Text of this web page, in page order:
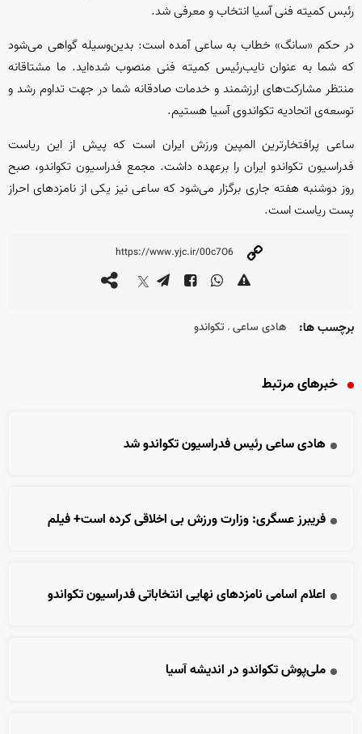
رئبس کمیته فنی آسیا انتخاب و معرفی شد.
در حکم «سانگ» خطاب به ساعی آمده است: بدین‌وسیله گواهی می‌شود
که شما به عنوان نایب‌رئیس کمیته فنی منصوب شده‌اید. ما مشتاقانه
منتظر مشارکت‌های ارزشمند و خدمات صادقانه شما در جهت تداوم رشد و
توسعه‌ی اتحادیه تکواندوی آسیا هستیم.
ساعی پرافتخارترین المپین ورزش ایران است که پیش از این ریاست
فدراسیون تکواندو ایران را برعهده داشت. مجمع فدراسیون تکواندو، صبح
روز دوشنبه هفته جاری برگزار می‌شود که ساعی نیز یکی از نامزدهای احراز
پست ریاست است.
برچسب ها: هادی ساعی ، تکواندو
خبرهای مرتبط
هادی ساعی رئیس فدراسیون تکواندو شد
فریبرز عسگری: وزارت ورزش بی اخلاقی کرده است+ فیلم
اعلام اسامی نامزدهای نهایی انتخاباتی فدراسیون تکواندو
ملی‌پوش تکواندو در اندیشه آسیا